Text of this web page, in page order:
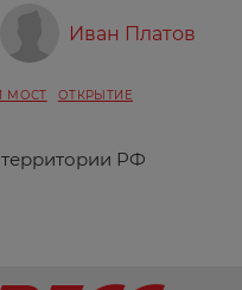
Иван Платов
МОСТ ОТКРЫТИЕ
РФ